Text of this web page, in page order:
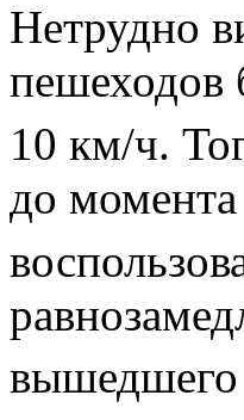
Нетрудно
пешеходов
10 км/ч.
до
вышедшего